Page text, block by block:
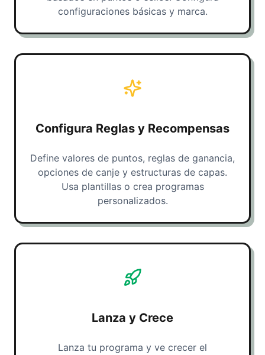
configuraciones básicas y marca.
Configura Reglas y Recompensas
Define valores de puntos, reglas de ganancia,
opciones de canje y estructuras de capas.
Usa plantillas o crea programas
personalizados.
Lanza y Crece
Lanza tu programa y ve crecer el